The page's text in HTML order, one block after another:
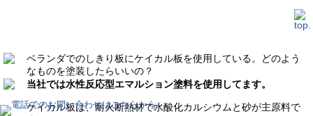
ベランダでのしきり板にケイカル板を使用している。どのよう
なものを塗装したらいいの？
当社では水性反応型エマルション塗料を使用してます。
ケイカル板は、耐火断熱材で水酸化カルシウムと砂が主原料で